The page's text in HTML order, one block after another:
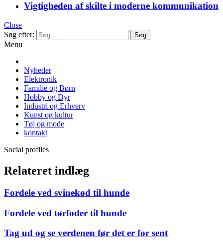
Vigtigheden af skilte i moderne kommunikation
Close
Søg efter:
Menu
Nyheder
Elektronik
Familie og Børn
Hobby og Dyr
Industri og Erhverv
Kunst og kultur
Tøj og mode
kontakt
Social profiles
Relateret indlæg
Fordele ved svinekød til hunde
Fordele ved tørfoder til hunde
Tag ud og se verdenen før det er for sent